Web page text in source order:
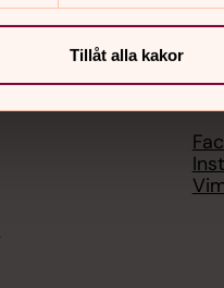
Tillåt alla kakor